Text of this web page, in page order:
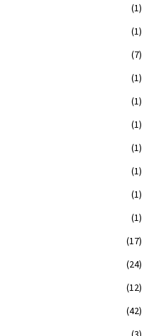
(1)
(1)
(7)
(1)
(1)
(1)
(1)
(1)
(1)
(1)
(17)
(24)
(12)
(42)